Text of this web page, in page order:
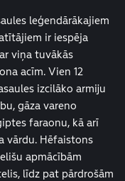
leģendārākajiem
ir iespēja
viņa tuvākās
acīm. Vien 12
izcilāko armiju
gāza vareno
faraonu, kā arī
vārdu. Hēfaistons
apmācībām
līdz pat pārdrošām